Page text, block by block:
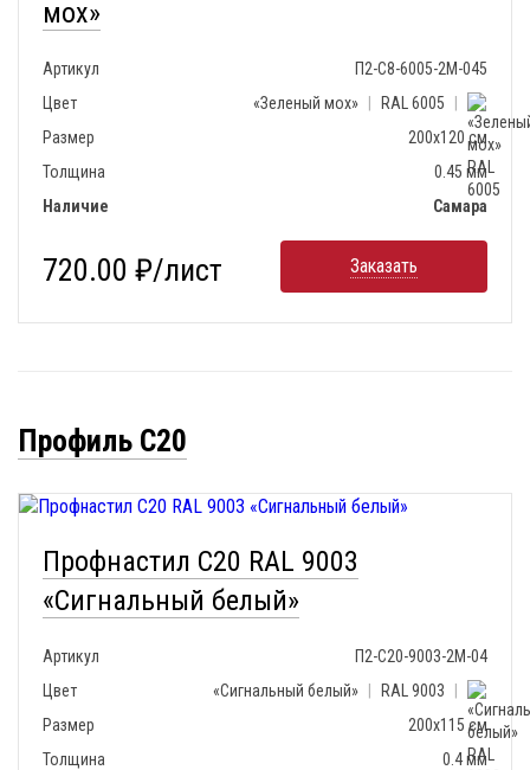
мох»
Артикул
П2-С8-6005-2М-045
Цвет
«Зеленый мох» RAL 6005
Размер
200х120 см
Толщина
0.45 мм
Наличие
Самара
720.00 ₽/лист Заказать
Профиль С20
Профнастил С20 RAL 9003
«Сигнальный белый»
Артикул
П2-С20-9003-2М-04
Цвет
«Сигнальный белый» RAL 9003
Размер
200х115 см
Толщина
0.4 мм